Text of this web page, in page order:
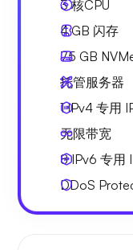
3核CPU
4 GB 闪存
75 GB
托管服务器
1 IPv4 专用
无限带宽
8 IPv6 专用
DDoS